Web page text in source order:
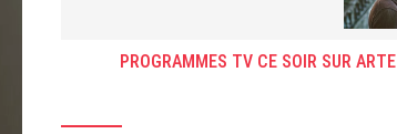
PROGRAMMES TV CE SOIR SUR ARTE